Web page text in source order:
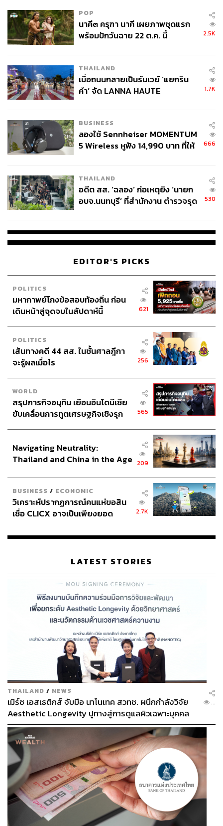
MINIMALIST DESIGNS
อย่างที่เกริ่นไปข้างต้น กระแสมินิมัลเข้ามาล้างกระดานเท
รนด์ความฟู่ฟ่าจากยุค 80 กอปรกับภาวะเศรษฐกิจฟองสบู่
แตกในช่วงนั้นทำให้กระแสของแฟชั่นหันมาหาสิ่งที่เรียบง่าย
Sander และ Helmut Lang ผู้ที่เข้ามาเขย่าวงการแฟชั่นด้วย
สไตล์ที่เรียบโก้ เน้นคัตติ้งสวยคมมากกว่าความโอ่อ่าดูด
รามาติกแบบยุค 80 สไตล์มินิมัลสร้างอิทธิพลต่อวงการแฟชั่น
ความแม็กซิมัลกลายเป็นความเชยไปโดยปริยาย แม้แต่
ดีไซเนอร์ที่รุ่งเรืองในยุค 80 เช่น Versace, Mugler และอื่นๆ
ยังต้องปรับงานดีไซน์ของตัวเองให้รับกับยุคสมัยและเทสต์
ของผู้บริโภคที่เปลี่ยนไป
SUPERSTAR DESIGNERS
เมื่อมีนางแบบก็ต้องมีดีไซเนอร์ ยุค 90 เป็นปีทองของเหล่า
ดีไซเนอร์ด้วยเช่นกัน หลังจากเครือบริษัท LVMH จ้าง John
Galliano ให้เข้ามาดูแลแบรนด์ Givenchy ซึ่งถือเป็นเรื่องใหม่
ของวงการแฟชั่นในเวลานั้น ก่อนที่เขาจะย้ายมาที่ Dior ใน
เวลาต่อมา โดยในเวลาไล่เลี่ยกัน ชื่อของ Alexander
McQueen ถูกพูดถึงเพียงชั่วข้ามคืนจากแฟชั่นโชว์สุดแปลก
แหวกขนบของเขา เขาสร้างมาตรฐานใหม่ให้กับวงการ
แฟชั่นด้วยการจัดโชว์ให้กลายเป็นภาพจำระดับไอคอนิกไป
ตลอดกาล ใครจะลืมโชว์หุ่นยนต์พ่นสีบนเดรสของเขาไปได้
ข้ามฝั่งมาที่มิลาน แบรนด์ Gucci พลิกวิกฤตเป็นโอกาส เมื่อ
เขาตัดสินใจจ้าง Tom Ford ดีไซเนอร์ชาวอเมริกันมาพลิก
โฉมแบรนด์ใหม่ทั้งหมด Tom สร้างปาฏิหาริย์ผ่านการอัดฉีด
‘Sex’ มู้ดแอนด์โทนแบบใหม่ จน Gucci กลายเป็นที่ต้องการ
อีกครั้งได้สำเร็จ และการมาของ Marc Jacobs ที่ Louis
Vuitton ถือเป็นการตอบโต้แบรนด์ Gucci ที่ประสบความ
สำเร็จอย่างมากด้วยเช่นกัน ซึ่ง Marc วางรากฐานเสื้อผ้า
POP
นาคี๓ ครุฑา นาคี เผยภาพชุดแรก
พร้อมปักวันฉาย 22 ต.ค. นี้
2.5K
THAILAND
เมื่อถนนกลายเป็นรันเวย์ ‘แยกริน
คำ’ จัด LANNA HAUTE
1.7K
BUSINESS
ลองใช้ Sennheiser MOMENTUM
5 Wireless หูฟัง 14,990 บาท ที่ให้
666
THAILAND
อดีต สส. ‘ฉลอง’ ก่อเหตุยิง ‘นายก
อบจ.นนทบุรี’ ที่สำนักงาน ตำรวจรุด
530
EDITOR'S PICKS
POLITICS
มหากาพย์โกงข้อสอบท้องถิ่น ก่อน
เดินหน้าสู่จุดจบในสัปดาห์นี้
621
POLITICS
เส้นทางคดี 44 สส. ในชั้นศาลฎีกา
จะรู้ผลเมื่อไร
256
WORLD
สรุปภารกิจอนุทิน เยือนอินโดนีเซีย
ขับเคลื่อนการทูตเศรษฐกิจเชิงรุก
565
Navigating Neutrality:
Thailand and China in the Age
209
BUSINESS / ECONOMIC
วิเคราะห์ปรากฏการณ์คนแห่ขอสิน
เชื่อ CLICX อาจเป็นเพียงยอด
เรือนไทยที่ถูกซุกไว้
2.7K
LATEST STORIES
THAILAND / NEWS
เมิร์ซ เอสเธติกส์ จับมือ นาโนเทค สวทช. ผนึกกำลังวิจัย
Aesthetic Longevity ปูทางสู่การดูแลผิวเฉพาะบุคคล
[PR NEWS]
...